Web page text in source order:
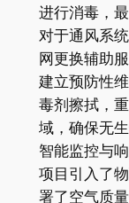
进行消毒，
对于通风系
网更换辅助
建立预防性
毒剂擦拭，
域，确保无
智能监控与
项目引入了
署了空气质